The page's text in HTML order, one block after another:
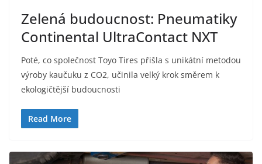
Zelená budoucnost: Pneumatiky
Continental UltraContact NXT
Poté, co společnost Toyo Tires přišla s unikátní metodou
výroby kaučuku z CO2, učinila velký krok směrem k
ekologičtější budoucnosti
Read More